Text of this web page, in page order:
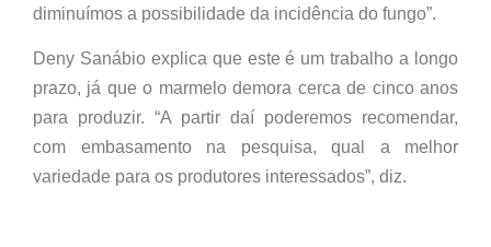
diminuímos a possibilidade da incidência do fungo”.
Deny Sanábio explica que este é um trabalho a longo
prazo, já que o marmelo demora cerca de cinco anos
para produzir. “A partir daí poderemos recomendar,
com embasamento na pesquisa, qual a melhor
variedade para os produtores interessados”, diz.